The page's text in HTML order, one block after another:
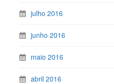
julho 2016
junho 2016
maio 2016
abril 2016